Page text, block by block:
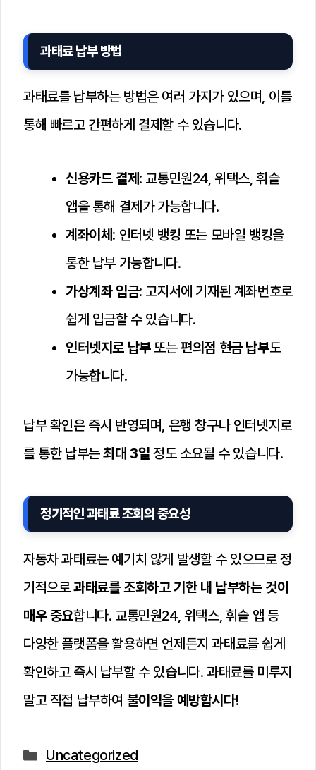
과태료 납부 방법
과태료를 납부하는 방법은 여러 가지가 있으며, 이를
통해 빠르고 간편하게 결제할 수 있습니다.
신용카드 결제: 교통민원24, 위택스, 휘슬
앱을 통해 결제가 가능합니다.
계좌이체: 인터넷 뱅킹 또는 모바일 뱅킹을
통한 납부 가능합니다.
가상계좌 입금: 고지서에 기재된 계좌번호로
쉽게 입금할 수 있습니다.
인터넷지로 납부또는편의점 현금 납부도
가능합니다.
납부 확인은 즉시 반영되며, 은행 창구나 인터넷지로
를 통한 납부는최대 3일 정도 소요될 수 있습니다.
정기적인 과태료 조회의 중요성
자동차 과태료는 예기치 않게 발생할 수 있으므로 정
기적으로과태료를 조회하고 기한 내 납부하는 것이
매우 중요합니다. 교통민원24, 위택스, 휘슬 앱 등
다양한 플랫폼을 활용하면 언제든지 과태료를 쉽게
확인하고 즉시 납부할 수 있습니다. 과태료를 미루지
말고 직접 납부하여 불이익을 예방합시다!
카
Uncategorized